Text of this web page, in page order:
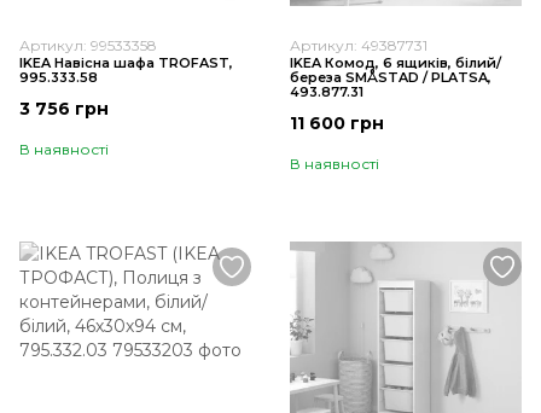
Артикул: 99533358
IKEA Навісна шафа TROFAST,
995.333.58
3 756 грн
В наявності
Артикул: 49387731
IKEA Комод, 6 ящиків, білий/
береза SMÅSTAD / PLATSA,
493.877.31
11 600 грн
В наявності